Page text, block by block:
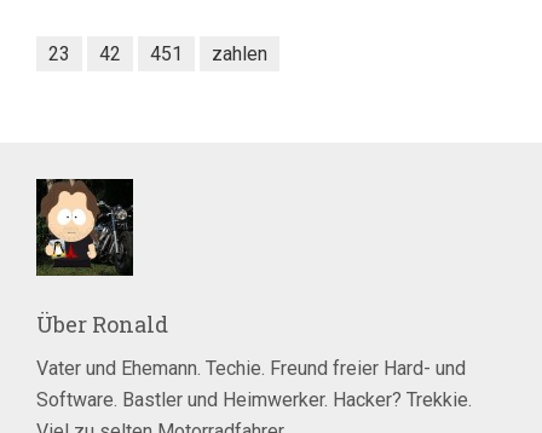
23 42 451 zahlen
Über Ronald
Vater und Ehemann. Techie. Freund freier Hard- und
Software. Bastler und Heimwerker. Hacker? Trekkie.